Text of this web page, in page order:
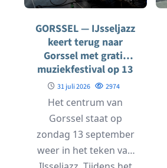
GORSSEL — IJsseljazz
keert terug naar
Gorssel met gratis
muziekfestival op 13
september
31 juli 2026 2974
Het centrum van
Gorssel staat op
zondag 13 september
weer in het teken van